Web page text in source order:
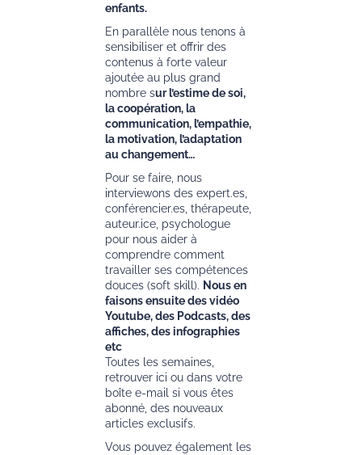
enfants.
En parallèle nous tenons à
sensibiliser et offrir des
contenus à forte valeur
ajoutée au plus grand
nombre sur l’estime de soi,
la coopération, la
communication, l’empathie,
la motivation, l’adaptation
au changement…
Pour se faire, nous
interviewons des expert.es,
conférencier.es, thérapeute,
auteur.ice, psychologue
pour nous aider à
comprendre comment
travailler ses compétences
douces (soft skill). Nous en
faisons ensuite des vidéo
Youtube, des Podcasts, des
affiches, des infographies
etc
Toutes les semaines,
retrouver ici ou dans votre
boîte e-mail si vous êtes
abonné, des nouveaux
articles exclusifs.
Vous pouvez également les